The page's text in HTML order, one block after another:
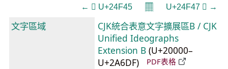
← 𤽅 U+24F45 𝄜 U+24F47 𤽇 →
文字區域
CJK統合表意文字擴展區B / CJK
Unified Ideographs
Extension B (U+20000–
U+2A6DF)
PDF表格